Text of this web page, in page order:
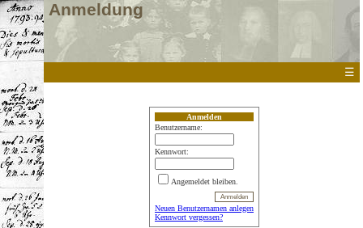
Anmeldung
☰
Anmelden
Benutzername:
Kennwort:
Angemeldet bleiben.
Neuen Benutzernamen anlegen
Kennwort vergessen?